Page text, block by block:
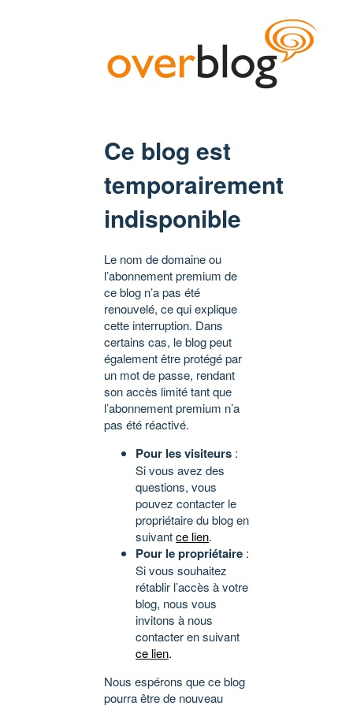
Ce blog est
temporairement
indisponible
Le nom de domaine ou
l’abonnement premium de
ce blog n’a pas été
renouvelé, ce qui explique
cette interruption. Dans
certains cas, le blog peut
également être protégé par
un mot de passe, rendant
son accès limité tant que
l’abonnement premium n’a
pas été réactivé.
Pour les visiteurs :
Si vous avez des
questions, vous
pouvez contacter le
propriétaire du blog en
suivantce lien.
Pour le propriétaire :
Si vous souhaitez
rétablir l’accès à votre
blog, nous vous
invitons à nous
contacter en suivant
ce lien.
Nous espérons que ce blog
pourra être de nouveau